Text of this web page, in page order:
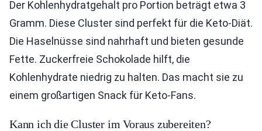
Der Kohlenhydratgehalt pro Portion beträgt etwa 3
Gramm. Diese Cluster sind perfekt für die Keto-Diät.
Die Haselnüsse sind nahrhaft und bieten gesunde
Fette. Zuckerfreie Schokolade hilft, die
Kohlenhydrate niedrig zu halten. Das macht sie zu
einem großartigen Snack für Keto-Fans.
Kann ich die Cluster im Voraus zubereiten?